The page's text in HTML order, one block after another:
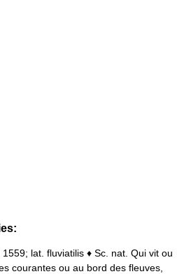
lat. fluviatilis ♦ Sc. nat. Qui vit ou
courantes ou au bord des fleuves,